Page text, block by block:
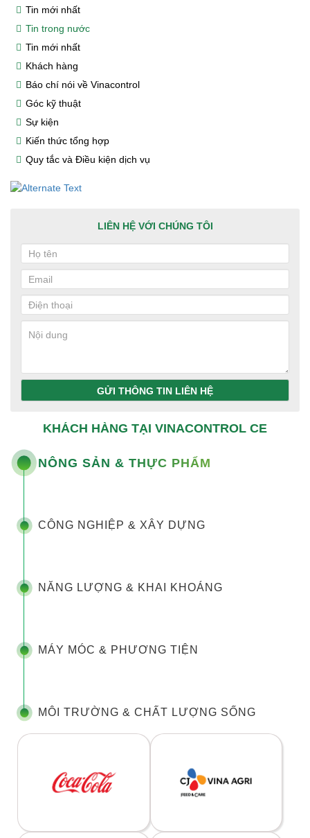
Tin mới nhất
Tin trong nước
Tin mới nhất
Khách hàng
Báo chí nói về Vinacontrol
Góc kỹ thuật
Sự kiện
Kiến thức tổng hợp
Quy tắc và Điều kiện dịch vụ
LIÊN HỆ VỚI CHÚNG TÔI
GỬI THÔNG TIN LIÊN HỆ
KHÁCH HÀNG TẠI VINACONTROL CE
NÔNG SẢN & THỰC PHẨM
CÔNG NGHIỆP & XÂY DỰNG
NĂNG LƯỢNG & KHAI KHOÁNG
MÁY MÓC & PHƯƠNG TIỆN
MÔI TRƯỜNG & CHẤT LƯỢNG SỐNG